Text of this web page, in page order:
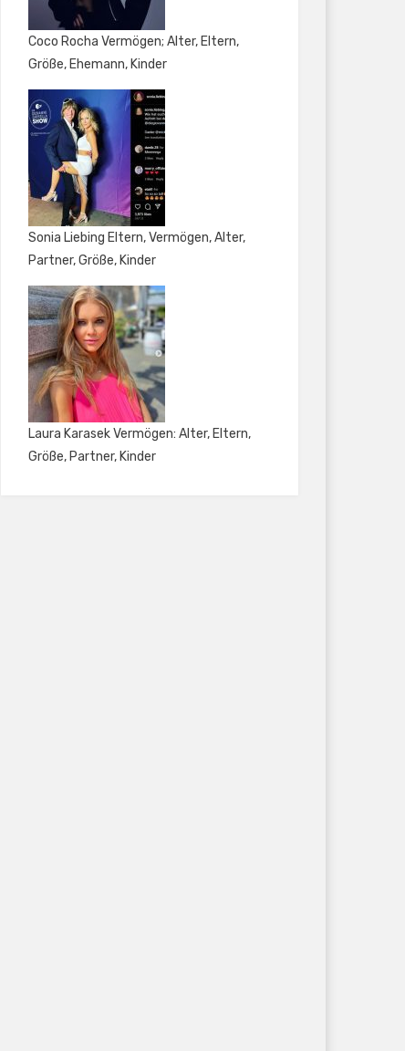
Coco Rocha Vermögen; Alter, Eltern,
Größe, Ehemann, Kinder
Sonia Liebing Eltern, Vermögen, Alter,
Partner, Größe, Kinder
Laura Karasek Vermögen: Alter, Eltern,
Größe, Partner, Kinder